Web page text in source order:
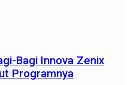
Bagi Innova Zenix
Programnya